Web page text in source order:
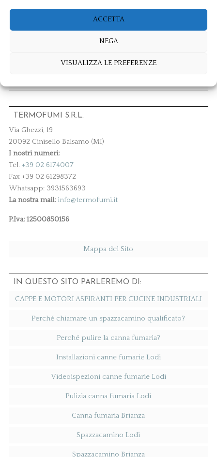
ACCETTA
NEGA
VISUALIZZA LE PREFERENZE
TERMOFUMI S.R.L.
Via Ghezzi, 19
20092 Cinisello Balsamo (MI)
I nostri numeri:
Tel. +39 02 6174007
Fax +39 02 61298372
Whatsapp: 3931563693
La nostra mail: info@termofumi.it
P.Iva: 12500850156
Mappa del Sito
IN QUESTO SITO PARLEREMO DI:
CAPPE E MOTORI ASPIRANTI PER CUCINE INDUSTRIALI
Perché chiamare un spazzacamino qualificato?
Perché pulire la canna fumaria?
Installazioni canne fumarie Lodi
Videoispezioni canne fumarie Lodi
Pulizia canna fumaria Lodi
Canna fumaria Brianza
Spazzacamino Lodi
Spazzacamino Brianza